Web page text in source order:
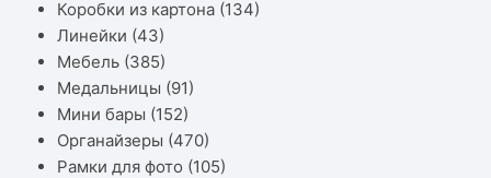
Коробки из картона (134)
Линейки (43)
Мебель (385)
Медальницы (91)
Мини бары (152)
Органайзеры (470)
Рамки для фото (105)